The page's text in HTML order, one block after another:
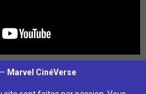
Marvel CinéVerse